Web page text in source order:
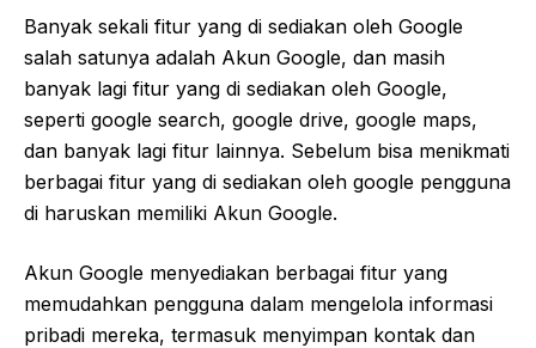
Banyak sekali fitur yang di sediakan oleh Google
salah satunya adalah Akun Google, dan masih
banyak lagi fitur yang di sediakan oleh Google,
seperti google search, google drive, google maps,
dan banyak lagi fitur lainnya. Sebelum bisa menikmati
berbagai fitur yang di sediakan oleh google pengguna
di haruskan memiliki Akun Google.
Akun Google menyediakan berbagai fitur yang
memudahkan pengguna dalam mengelola informasi
pribadi mereka, termasuk menyimpan kontak dan